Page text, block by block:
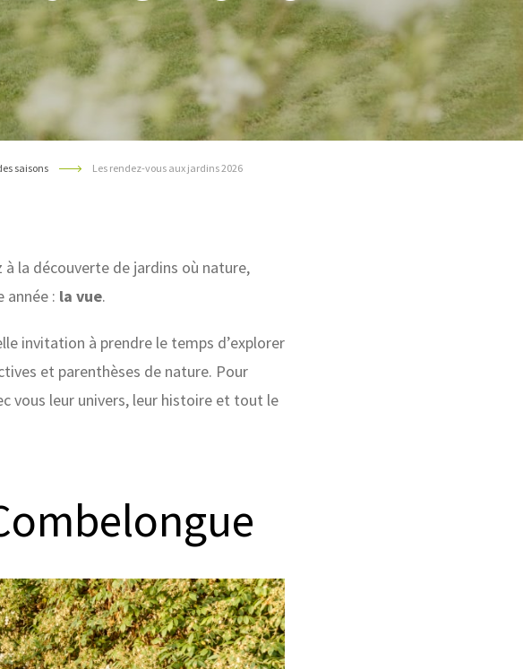
saisons Les rendez-vous aux jardins 2026
à la découverte de jardins où nature,
: la vue.
invitation à prendre le temps d’explorer
et parenthèses de nature. Pour
vous leur univers, leur histoire et tout le